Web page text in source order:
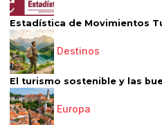
Estadística de Movimientos
Destinos
El turismo sostenible y las
Europa